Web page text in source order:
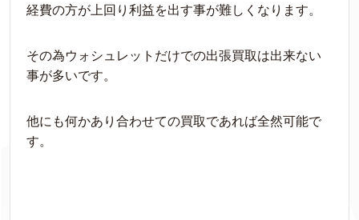
経費の方が上回り利益を出す事が難しくなります。
その為ウォシュレットだけでの出張買取は出来ない
事が多いです。
他にも何かあり合わせての買取であれば全然可能で
す。